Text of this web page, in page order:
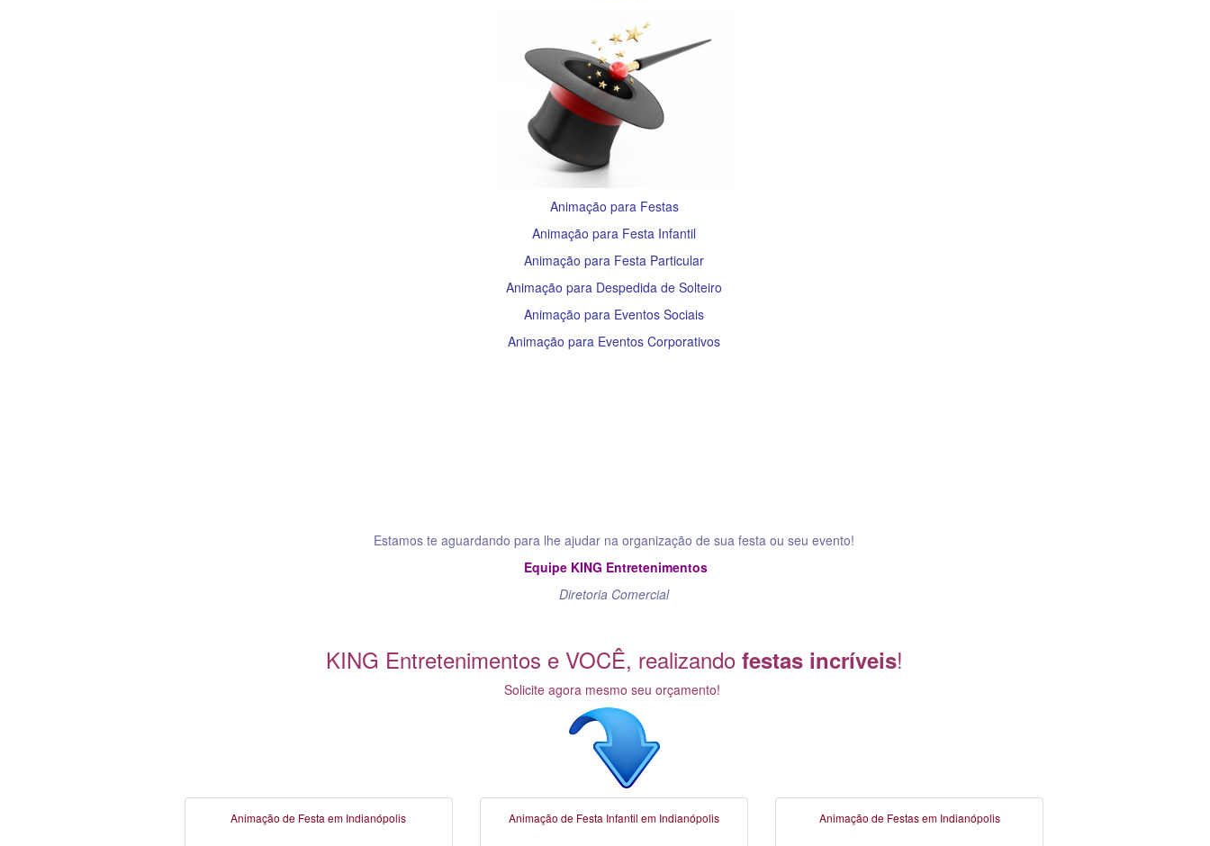
Animação para Festas
Animação para Festa Infantil
Animação para Festa Particular
Animação para Despedida de Solteiro
Animação para Eventos Sociais
Animação para Eventos Corporativos
Estamos te aguardando para lhe ajudar na organização de sua festa ou seu evento!
Equipe KING Entretenimentos
Diretoria Comercial
KING Entretenimentos e VOCÊ, realizando festas incríveis!
Solicite agora mesmo seu orçamento!
Animação de Festa em Indianópolis Animação de Festa Infantil em Indianópolis Animação de Festas em Indianópolis